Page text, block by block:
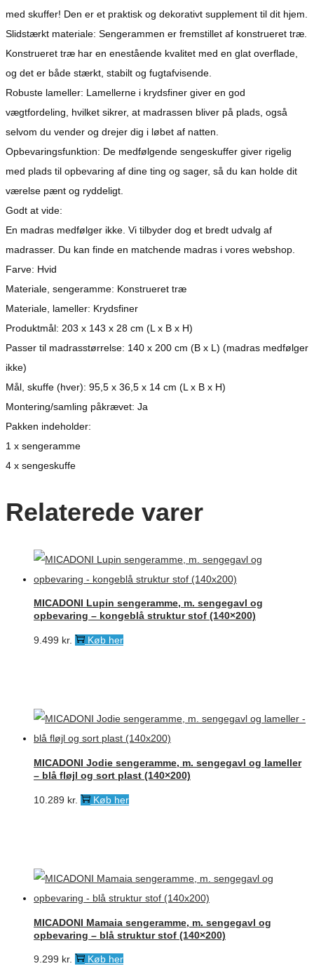
med skuffer! Den er et praktisk og dekorativt supplement til dit hjem.
Slidstærkt materiale: Sengerammen er fremstillet af konstrueret træ.
Konstrueret træ har en enestående kvalitet med en glat overflade,
og det er både stærkt, stabilt og fugtafvisende.
Robuste lameller: Lamellerne i krydsfiner giver en god
vægtfordeling, hvilket sikrer, at madrassen bliver på plads, også
selvom du vender og drejer dig i løbet af natten.
Opbevaringsfunktion: De medfølgende sengeskuffer giver rigelig
med plads til opbevaring af dine ting og sager, så du kan holde dit
værelse pænt og ryddeligt.
Godt at vide:
En madras medfølger ikke. Vi tilbyder dog et bredt udvalg af
madrasser. Du kan finde en matchende madras i vores webshop.
Farve: Hvid
Materiale, sengeramme: Konstrueret træ
Materiale, lameller: Krydsfiner
Produktmål: 203 x 143 x 28 cm (L x B x H)
Passer til madrasstørrelse: 140 x 200 cm (B x L) (madras medfølger
ikke)
Mål, skuffe (hver): 95,5 x 36,5 x 14 cm (L x B x H)
Montering/samling påkrævet: Ja
Pakken indeholder:
1 x sengeramme
4 x sengeskuffe
Relaterede varer
MICADONI Lupin sengeramme, m. sengegavl og
opbevaring – kongeblå struktur stof (140×200)
9.499 kr. Køb her
MICADONI Jodie sengeramme, m. sengegavl og lameller
– blå fløjl og sort plast (140×200)
10.289 kr. Køb her
MICADONI Mamaia sengeramme, m. sengegavl og
opbevaring – blå struktur stof (140×200)
9.299 kr. Køb her